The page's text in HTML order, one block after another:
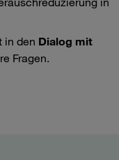
in den Dialog mit
Fragen.